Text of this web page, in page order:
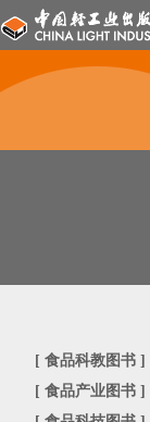
[ 食品科教图书 ]
[ 食品产业图书 ]